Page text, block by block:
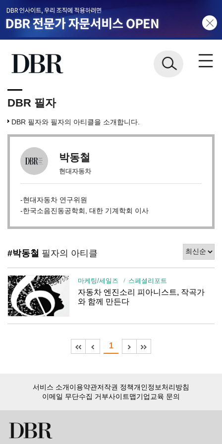
DBR 필자
DBR 필자와 필자의 아티클을 소개합니다.
박동철
현대자동차
-현대자동차 연구위원
-한국소음진동공학회, 대한 기계학회 이사
#박동철 필자의 아티클
마케팅/세일즈 스페셜리포트
자동차 엔진소리 피아니스트, 작곡가
와 함께 만든다
1
서비스 소개이용약관저작권 정책개인정보처리방침
이메일 무단수집 거부사이트맵기업교육 문의